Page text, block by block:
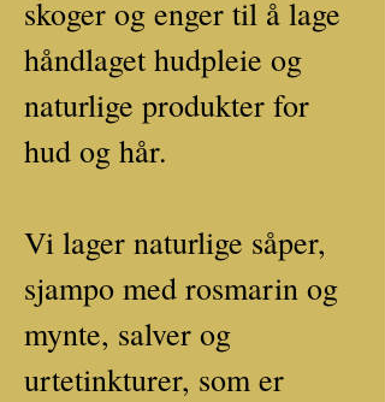
skoger og enger til å lage
håndlaget hudpleie og
naturlige produkter for
hud og hår.
Vi lager naturlige såper,
sjampo med rosmarin og
mynte, salver og
urtetinkturer, som er